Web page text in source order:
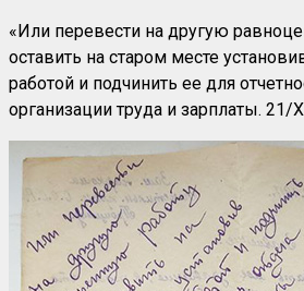
«Или перевести на другую
оставить на старом месте
работой и подчинить ее для
организации труда и зарплаты. 21/